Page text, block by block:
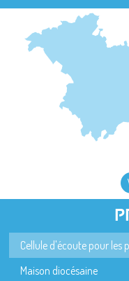
Cellule d'écoute pour les
Maison diocésaine